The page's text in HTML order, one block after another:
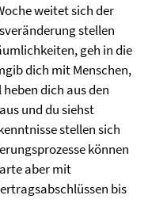
weitet sich der
stellen
geh in die
dich mit Menschen,
dich aus den
und du siehst
stellen sich
können
aber mit
bis